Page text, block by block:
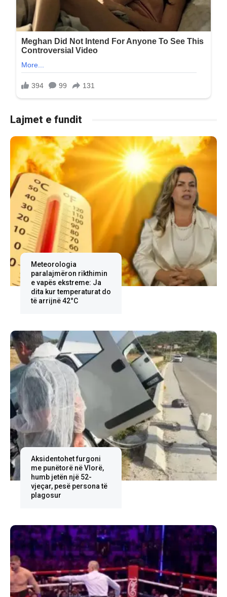
Lajmet e fundit
Meteorologia
paralajmëron rikthimin
e vapës ekstreme: Ja
dita kur temperaturat do
të arrijnë 42°C
Aksidentohet furgoni
me punëtorë në Vlorë,
humb jetën një 52-
vjeçar, pesë persona të
plagosur